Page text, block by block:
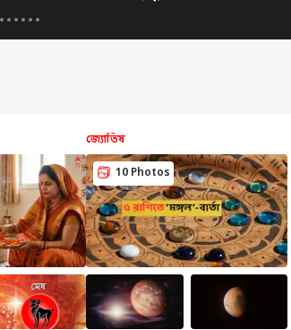
জ্যোতিষ
10 Photos